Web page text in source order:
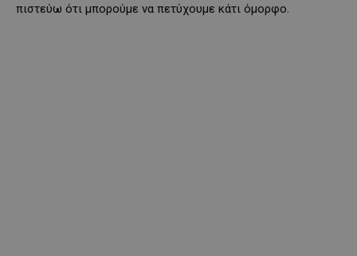
πιστεύω ότι μπορούμε να πετύχουμε κάτι όμορφο.